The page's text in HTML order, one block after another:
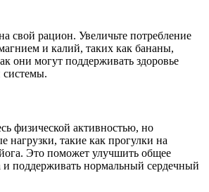
свой рацион. Увеличьте потребление
и калий, таких как бананы,
они могут поддерживать здоровье
системы.
физической активностью, но
нагрузки, такие как прогулки на
Это поможет улучшить общее
и поддерживать нормальный сердечный